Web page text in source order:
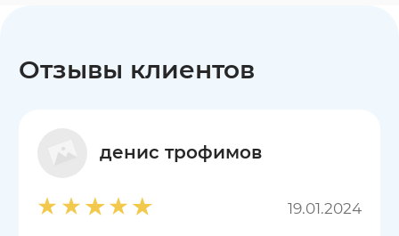
Отзывы клиентов
денис трофимов
19.01.2024